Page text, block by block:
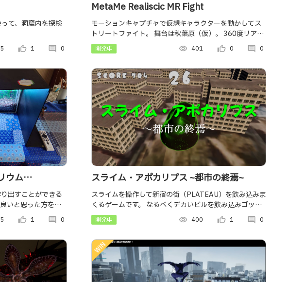
て、洞窟内を探検
thumb_up_alt 1 comment 0
MetaMe Realiscic MR Fight
モーションキャプチャで仮想キャラクターを動かしてス
トリートファイト。 舞台は秋葉原（仮）。 360度リアル
タイムキャプチャで空間も共有、街中で多人数が入り乱
れるバーチャルファイトを堪能しよう！
開発中 visibility 401 thumb_up_alt 0 comment 0
ウム
出すことができる
いと思った方を選
ムによる対話型進化
thumb_up_alt 1 comment 0
スライム・アポカリプス ~都市の終焉~
スライムを操作して新宿の街（PLATEAU）を飲み込みま
くるゲームです。 なるべくデカいビルを飲み込みゴッド
スライムを目指せ！
開発中 visibility 400 thumb_up_alt 1 comment 0